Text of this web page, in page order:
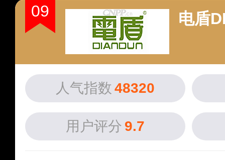
09 电盾
人气指数 48320
用户评分 9.7